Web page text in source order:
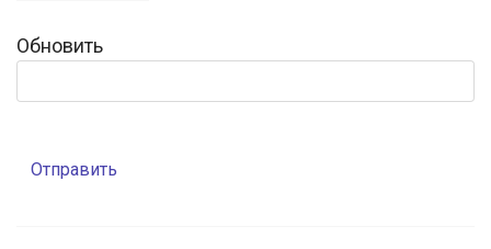
Обновить
Отправить